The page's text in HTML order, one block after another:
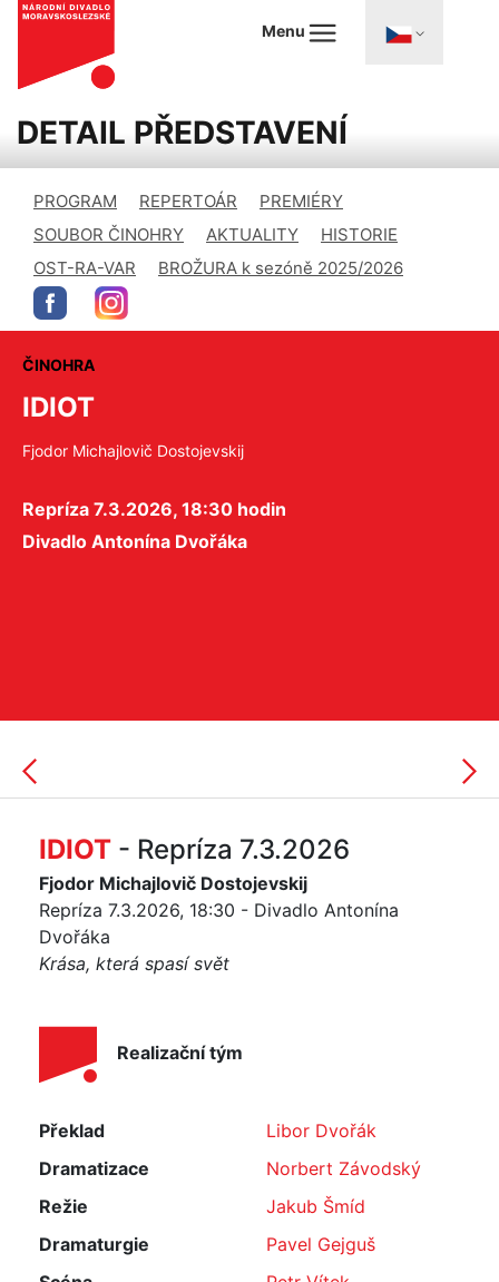
Menu
DETAIL PŘEDSTAVENÍ
PROGRAM REPERTOÁR
PREMIÉRY
SOUBOR ČINOHRY
AKTUALITY
HISTORIE
OST-RA-VAR
BROŽURA k sezóně 2025/2026
ČINOHRA
IDIOT
Fjodor Michajlovič Dostojevskij
Repríza 7.3.2026, 18:30 hodin
Divadlo Antonína Dvořáka
IDIOT - Repríza 7.3.2026
Fjodor Michajlovič Dostojevskij
Repríza 7.3.2026, 18:30 - Divadlo Antonína
Dvořáka
Krása, která spasí svět
Realizační tým
Překlad
Libor Dvořák
Dramatizace
Norbert Závodský
Režie
Jakub Šmíd
Dramaturgie
Pavel Gejguš